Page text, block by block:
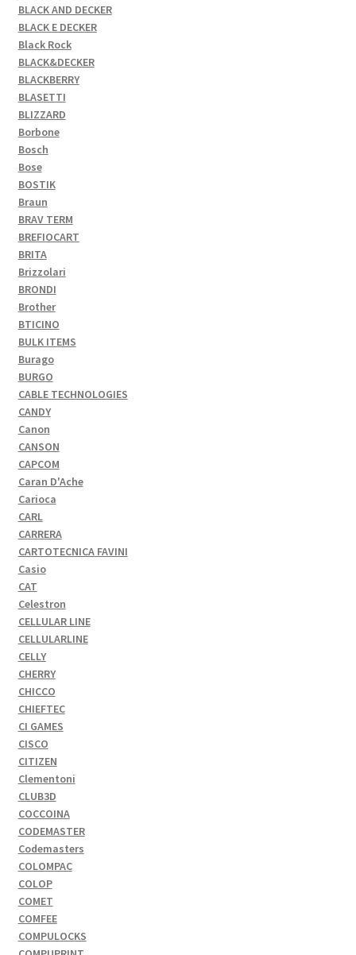
BLACK AND DECKER
BLACK E DECKER
Black Rock
BLACK&DECKER
BLACKBERRY
BLASETTI
BLIZZARD
Borbone
Bosch
Bose
BOSTIK
Braun
BRAV TERM
BREFIOCART
BRITA
Brizzolari
BRONDI
Brother
BTICINO
BULK ITEMS
Burago
BURGO
CABLE TECHNOLOGIES
CANDY
Canon
CANSON
CAPCOM
Caran D'Ache
Carioca
CARL
CARRERA
CARTOTECNICA FAVINI
Casio
CAT
Celestron
CELLULAR LINE
CELLULARLINE
CELLY
CHERRY
CHICCO
CHIEFTEC
CI GAMES
CISCO
CITIZEN
Clementoni
CLUB3D
COCCOINA
CODEMASTER
Codemasters
COLOMPAC
COLOP
COMET
COMFEE
COMPULOCKS